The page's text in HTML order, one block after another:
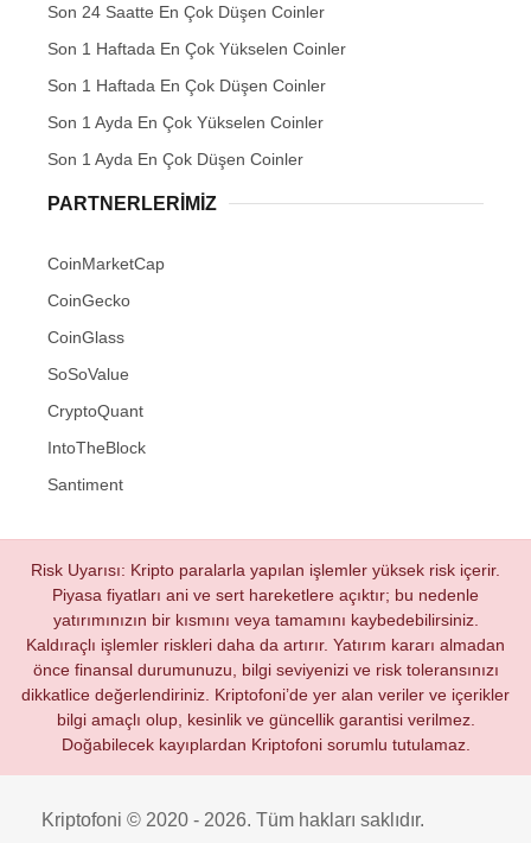
Son 24 Saatte En Çok Düşen Coinler
Son 1 Haftada En Çok Yükselen Coinler
Son 1 Haftada En Çok Düşen Coinler
Son 1 Ayda En Çok Yükselen Coinler
Son 1 Ayda En Çok Düşen Coinler
PARTNERLERIMIZ
CoinMarketCap
CoinGecko
CoinGlass
SoSoValue
CryptoQuant
IntoTheBlock
Santiment
Risk Uyarısı: Kripto paralarla yapılan işlemler yüksek risk içerir.
Piyasa fiyatları ani ve sert hareketlere açıktır; bu nedenle
yatırımınızın bir kısmını veya tamamını kaybedebilirsiniz.
Kaldıraçlı işlemler riskleri daha da artırır. Yatırım kararı almadan
önce finansal durumunuzu, bilgi seviyenizi ve risk toleransınızı
dikkatlice değerlendiriniz. Kriptofoni’de yer alan veriler ve içerikler
bilgi amaçlı olup, kesinlik ve güncellik garantisi verilmez.
Doğabilecek kayıplardan Kriptofoni sorumlu tutulamaz.
Kriptofoni © 2020 - 2026. Tüm hakları saklıdır.